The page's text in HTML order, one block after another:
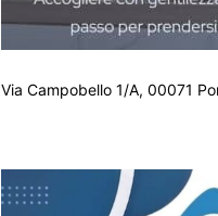
Via Campobello 1/A, 00071